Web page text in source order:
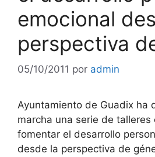
emocional
perspectiva
05/10/2011 por admin
Ayuntamiento de Guadix ha
marcha una serie de talleres
fomentar el desarrollo
desde la perspectiva de